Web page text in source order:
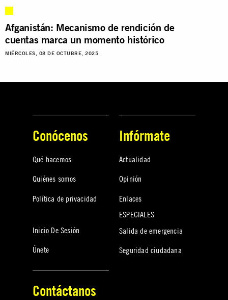
Afganistán: Mecanismo de rendición de
cuentas marca un momento histórico
MIÉRCOLES, 08 DE OCTUBRE, 2025
Conócenos
Qué hacemos
Quiénes somos
Política de privacidad
Inicio De Sesión
Únete
Infórmate
Actualidad
Opinión
Enlaces
ESPECIALES
Salida de emergencia
Seguridad ciudadana
Contáctanos